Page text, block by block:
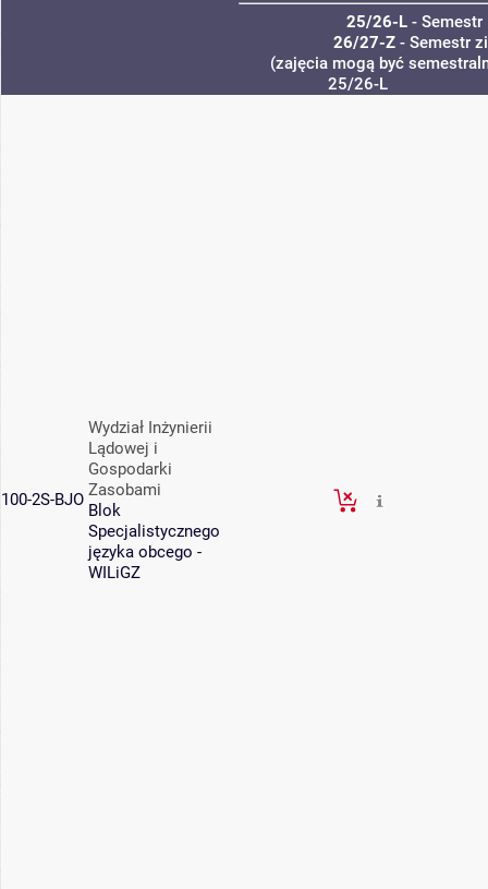
25/26-L -
26/27-Z - Semestr
(zajęcia mogą być
25/26-L
100-2S-BJO
Wydział Inżynierii
Lądowej i
Gospodarki
Zasobami
Blok
Specjalistycznego
języka obcego -
WILiGZ